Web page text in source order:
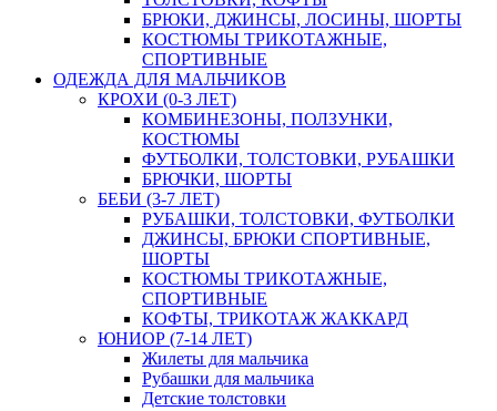
БРЮКИ, ДЖИНСЫ, ЛОСИНЫ, ШОРТЫ
КОСТЮМЫ ТРИКОТАЖНЫЕ,
СПОРТИВНЫЕ
ОДЕЖДА ДЛЯ МАЛЬЧИКОВ
КРОХИ (0-3 ЛЕТ)
КОМБИНЕЗОНЫ, ПОЛЗУНКИ,
КОСТЮМЫ
ФУТБОЛКИ, ТОЛСТОВКИ, РУБАШКИ
БРЮЧКИ, ШОРТЫ
БЕБИ (3-7 ЛЕТ)
РУБАШКИ, ТОЛСТОВКИ, ФУТБОЛКИ
ДЖИНСЫ, БРЮКИ СПОРТИВНЫЕ,
ШОРТЫ
КОСТЮМЫ ТРИКОТАЖНЫЕ,
СПОРТИВНЫЕ
КОФТЫ, ТРИКОТАЖ ЖАККАРД
ЮНИОР (7-14 ЛЕТ)
Жилеты для мальчика
Рубашки для мальчика
Детские толстовки